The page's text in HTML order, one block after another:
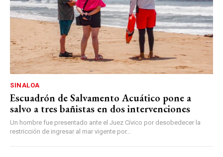
SINALOA
Escuadrón de Salvamento Acuático pone a
salvo a tres bañistas en dos intervenciones
Un hombre fue presentado ante el Juez Cívico por desobedecer la
restricción de ingresar al mar vigente por...